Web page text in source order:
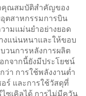
คุณสมบัติสำคัญของ
ตสาหกรรมการบิน
ามแม่นยำอย่างยอด
งแน่นหนาและให้ขอบ
วนการหลังการผลิต
กจากนี้ยังมีประโยชน์
ว่า การใช้พลังงานต่ำ
อร์ และการใช้วัสดุที่